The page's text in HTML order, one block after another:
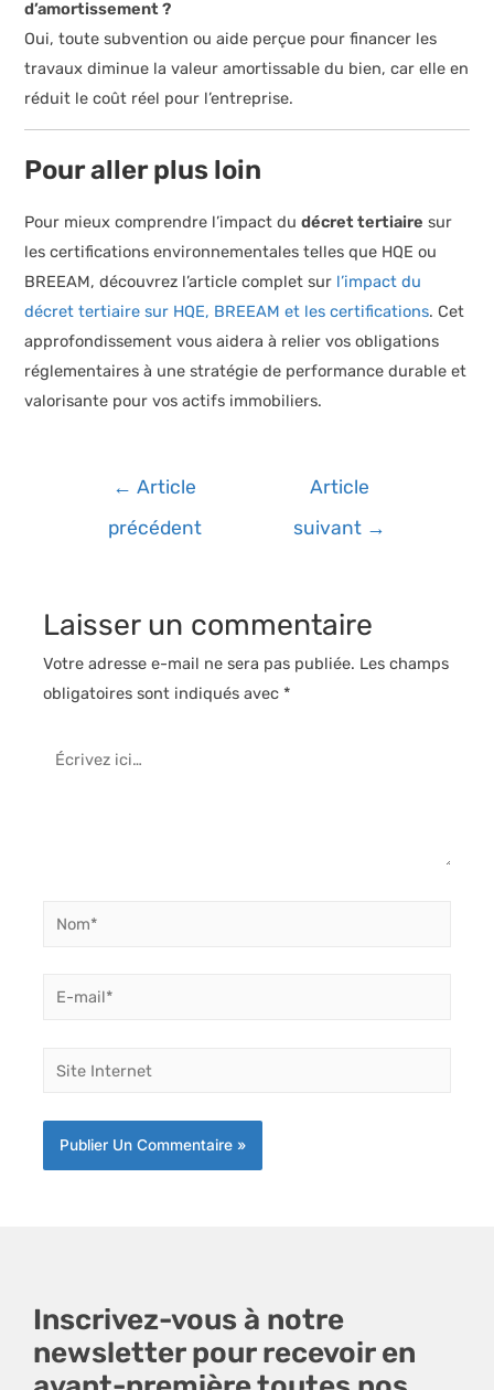
d’amortissement ?
Oui, toute subvention ou aide perçue pour financer les
travaux diminue la valeur amortissable du bien, car elle en
réduit le coût réel pour l’entreprise.
Pour aller plus loin
Pour mieux comprendre l’impact dudécret tertiaire sur
les certifications environnementales telles que HQE ou
BREEAM, découvrez l’article complet sur l’impact du
décret tertiaire sur HQE, BREEAM et les certifications. Cet
approfondissement vous aidera à relier vos obligations
réglementaires à une stratégie de performance durable et
valorisante pour vos actifs immobiliers.
Navigation
l’article
← Article
précédent
Article
suivant →
Laisser un commentaire
Votre adresse e-mail ne sera pas publiée. Les champs
obligatoires sont indiqués avec *
Écrivez
Nom*
E-
Site
Inscrivez-vous à notre
newsletter pour recevoir en